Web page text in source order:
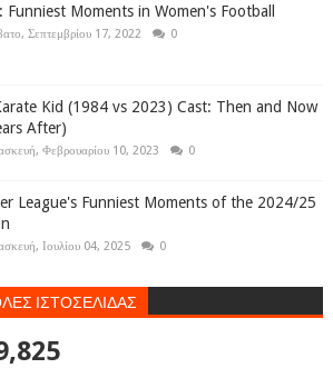
Funniest Moments in Women's Football
Σεπτεμβρίου 17, 2022 0
Kid (1984 vs 2023) Cast: Then and Now
After)
Φεβρουαρίου 10, 2023 0
League's Funniest Moments of the 2024/25
Ιουλίου 04, 2025 0
ΙΣΤΟΣΕΛΙΔΑΣ